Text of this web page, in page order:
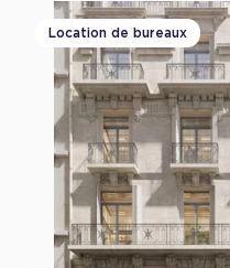
Location de bureaux